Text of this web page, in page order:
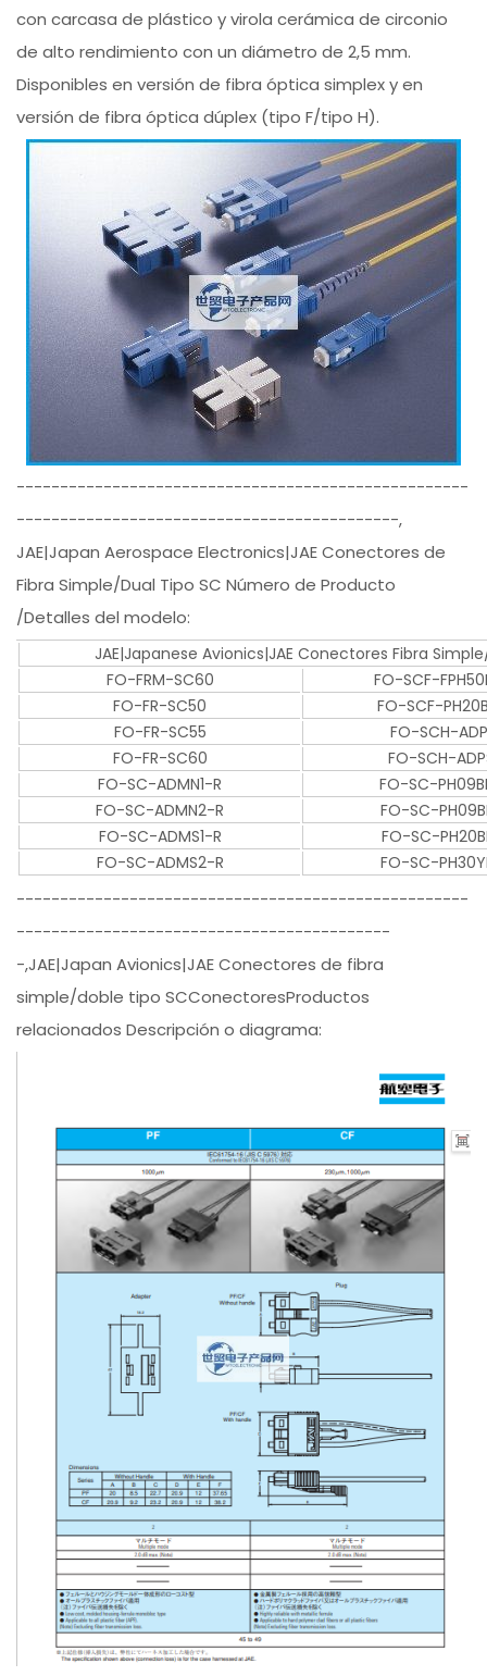
con carcasa de plástico y virola cerámica de circonio
de alto rendimiento con un diámetro de 2,5 mm.
Disponibles en versión de fibra óptica simplex y en
versión de fibra óptica dúplex (tipo F/tipo H).
----------------------------------------------------
--------------------------------------------,
JAE|Japan Aerospace Electronics|JAE Conectores de
Fibra Simple/Dual Tipo SC Número de Producto
/Detalles del modelo:
JAE|Japanese Avionics|JAE Conectores Fibra
FO-FRM-SC60
FO-SCF-
FO-FR-SC50
FO-SCF-
FO-FR-SC55
FO-SCH-
FO-FR-SC60
FO-SCH-
FO-SC-ADMN1-R
FO-SC-
FO-SC-ADMN2-R
FO-SC-
FO-SC-ADMS1-R
FO-SC-
FO-SC-ADMS2-R
FO-SC-
----------------------------------------------------
-------------------------------------------
-,JAE|Japan Avionics|JAE Conectores de fibra
simple/doble tipo SCConectoresProductos
relacionados Descripción o diagrama: